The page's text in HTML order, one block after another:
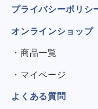
プライバシーポリシ
オンラインショップ
・商品一覧
・マイページ
よくある質問